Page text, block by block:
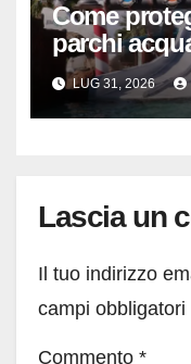
Come
parchi
adulti e
LUG 31, 2026
Lascia un
Il tuo indirizzo
campi
Commento *